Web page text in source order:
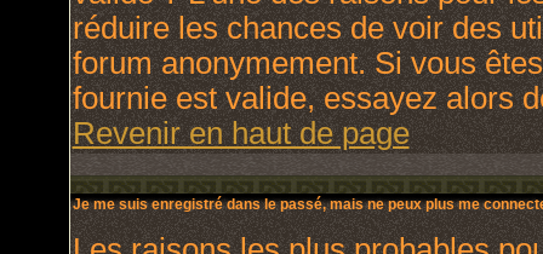
réduire les chances de voir des
forum anonymement. Si vous
fournie est valide, essayez alors
Revenir en haut de page
Je me suis enregistré dans le passé, mais ne peux plus me